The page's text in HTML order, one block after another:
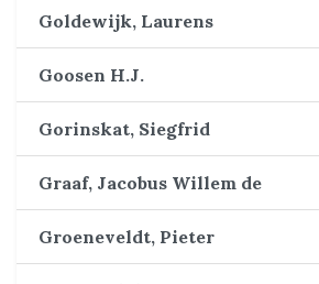
Goldewijk, Laurens
Goosen H.J.
Gorinskat, Siegfrid
Graaf, Jacobus Willem de
Groeneveldt, Pieter